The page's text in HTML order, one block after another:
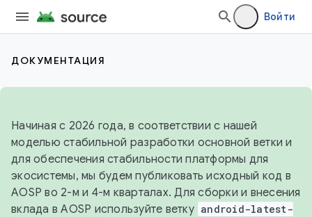
Войти
ДОКУМЕНТАЦИЯ
Начиная с 2026 года, в соответствии с нашей
моделью стабильной разработки основной ветки и
для обеспечения стабильности платформы для
экосистемы, мы будем публиковать исходный код в
AOSP во 2-м и 4-м кварталах. Для сборки и внесения
вклада в AOSP используйте ветку android-latest-